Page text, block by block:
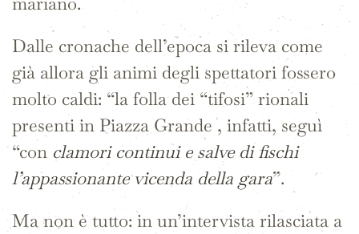
Dalle cronache dell’epoca si rileva come
già allora gli animi degli spettatori fossero
molto caldi: “la folla dei “tifosi” rionali
presenti in Piazza Grande , infatti, seguì
“con clamori continui e salve di fischi
l’appassionante vicenda della gara”.
Ma non è tutto: in un’intervista rilasciata a